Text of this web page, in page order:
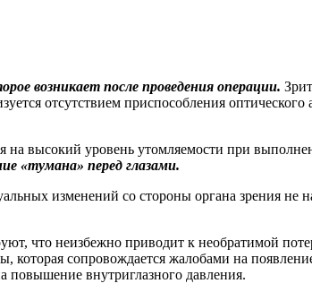
возникает после проведения операции.
отсутствием приспособления оптического
высокий уровень утомляемости при
«тумана» перед глазами.
изменений со стороны органа зрения не
что неизбежно приводит к необратимой
сопровождается жалобами на появление
внутриглазного давления.